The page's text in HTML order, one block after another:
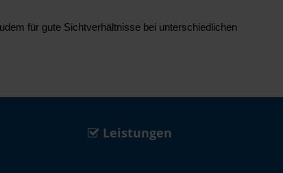
für gute Sichtverhältnisse bei unterschiedlichen
Leistungen